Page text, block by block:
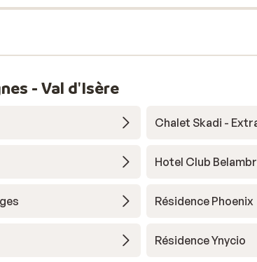
- Val d'Isère
Chalet Skadi -
Hotel Club
Résidence Phoenix
Résidence Ynycio